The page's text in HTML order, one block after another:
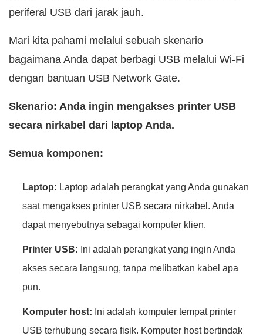
periferal USB dari jarak jauh.
Mari kita pahami melalui sebuah skenario
bagaimana Anda dapat berbagi USB melalui Wi-Fi
dengan bantuan USB Network Gate.
Skenario: Anda ingin mengakses printer USB
secara nirkabel dari laptop Anda.
Semua komponen:
Laptop: Laptop adalah perangkat yang Anda gunakan
saat mengakses printer USB secara nirkabel. Anda
dapat menyebutnya sebagai komputer klien.
Printer USB: Ini adalah perangkat yang ingin Anda
akses secara langsung, tanpa melibatkan kabel apa
pun.
Komputer host: Ini adalah komputer tempat printer
USB terhubung secara fisik. Komputer host bertindak